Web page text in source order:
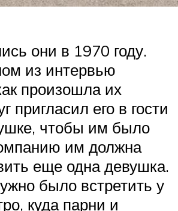
они в 1970 году.
из интервью
произошла их
пригласил его в гости
чтобы им было
им должна
еще одна девушка.
было встретить у
куда парни и